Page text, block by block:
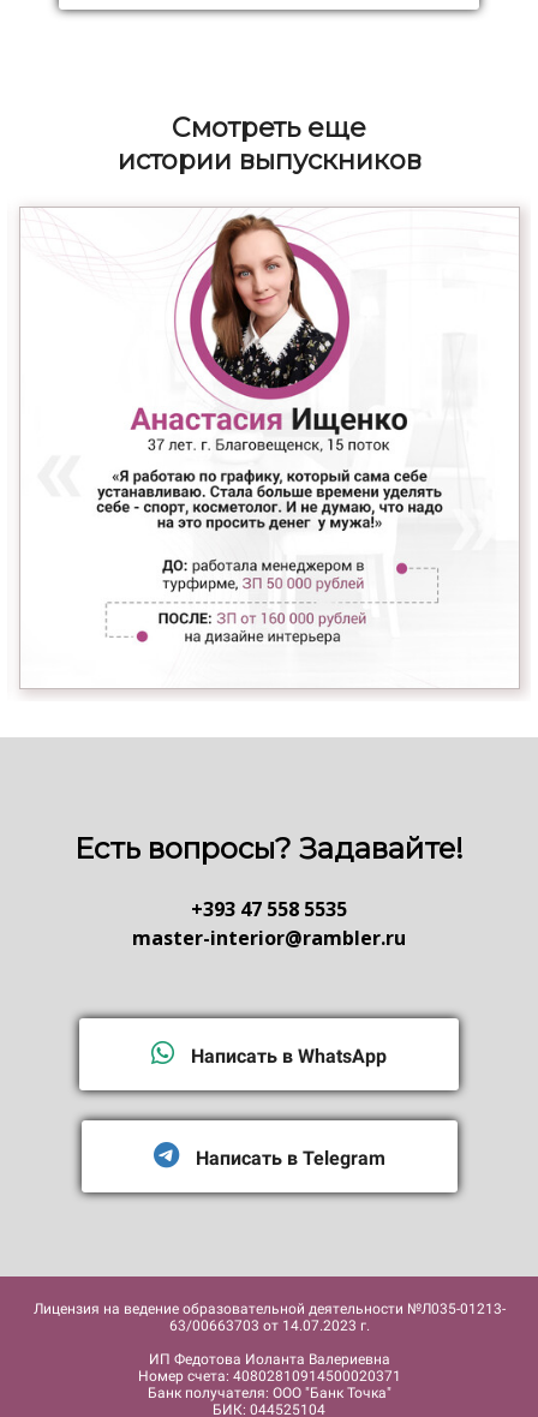
Cмотреть еще
истории выпускников
Есть вопросы? Задавайте!
+393 47 558 5535
master-interior@rambler.ru
Написать в WhatsApp
Написать в Telegram
Лицензия на ведение образовательной деятельности №Л035-01213-
63/00663703 от 14.07.2023 г.
ИП Федотова Иоланта Валериевна
Номер счета: 40802810914500020371
Банк получателя: ООО "Банк Точка"
БИК: 044525104